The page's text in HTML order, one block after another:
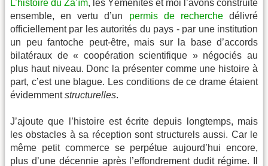
L’histoire du Za’îm, les Yéménites et moi l’avons construite
ensemble, en vertu d’un permis de recherchedélivré
officiellement par les autorités du pays - par une institution
un peu fantoche peut-être, mais sur la base d’accords
bilatéraux de « coopération scientifique » négociés au
plus haut niveau. Donc la présenter comme une histoire à
part, c’est une blague. Les conditions de ce drame étaient
évidemmentstructurelles.
J’ajoute que l’histoire est écrite depuis longtemps, mais
les obstacles à sa réception sont structurels aussi. Car le
même petit commerce se perpétue aujourd’hui encore,
plus d’une décennie après l’effondrement dudit régime. Il